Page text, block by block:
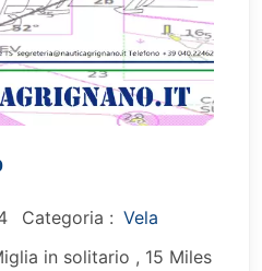
Categoria : Vela
in solitario , 15 Miles